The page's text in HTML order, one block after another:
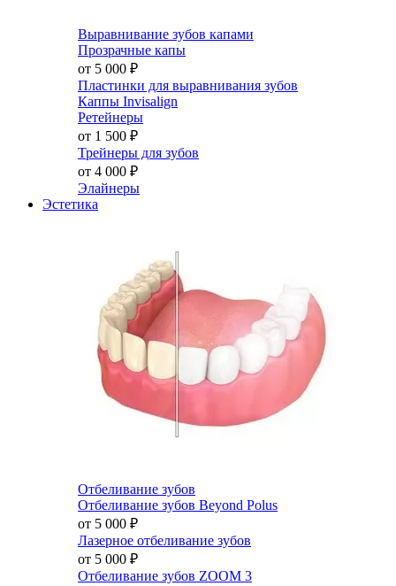
Выравнивание зубов капами
Прозрачные капы
от 5 000 ₽
Пластинки для выравнивания зубов
Каппы Invisalign
Ретейнеры
от 1 500 ₽
Трейнеры для зубов
от 4 000 ₽
Элайнеры
Эстетика
Отбеливание зубов
Отбеливание зубов Beyond Polus
от 5 000 ₽
Лазерное отбеливание зубов
от 5 000 ₽
Отбеливание зубов ZOOM 3